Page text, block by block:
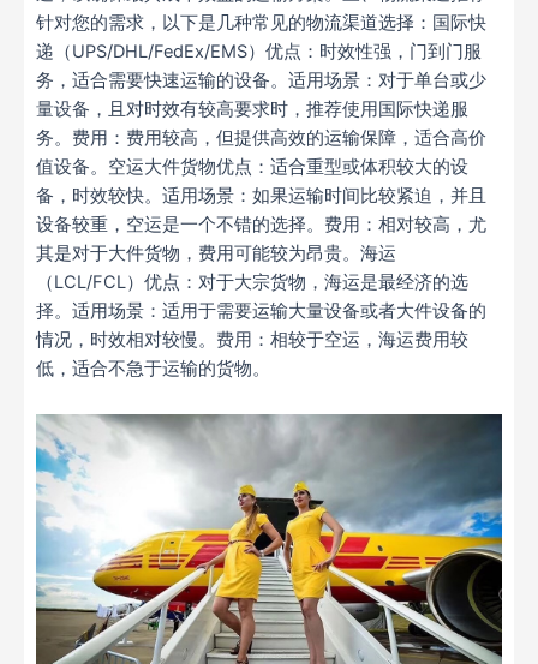
针对您的需求，以下是几种常见的物流渠道选择：国际快
递（UPS/DHL/FedEx/EMS）优点：时效性强，门到门服
务，适合需要快速运输的设备。适用场景：对于单台或少
量设备，且对时效有较高要求时，推荐使用国际快递服
务。费用：费用较高，但提供高效的运输保障，适合高价
值设备。空运大件货物优点：适合重型或体积较大的设
备，时效较快。适用场景：如果运输时间比较紧迫，并且
设备较重，空运是一个不错的选择。费用：相对较高，尤
其是对于大件货物，费用可能较为昂贵。海运
（LCL/FCL）优点：对于大宗货物，海运是最经济的选
择。适用场景：适用于需要运输大量设备或者大件设备的
情况，时效相对较慢。费用：相较于空运，海运费用较
低，适合不急于运输的货物。